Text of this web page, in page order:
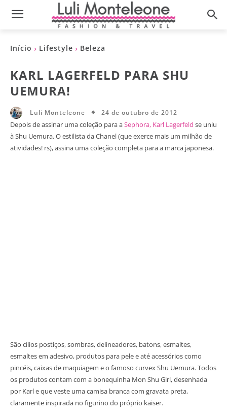
Início Lifestyle Beleza
KARL LAGERFELD PARA SHU
UEMURA!
Luli Monteleone 24 de outubro de 2012
Depois de assinar uma coleção para aSephora, Karl Lagerfeld se uniu
à Shu Uemura. O estilista da Chanel (que exerce mais um milhão de
atividades! rs), assina uma coleção completa para a marca japonesa.
São cílios postiços, sombras, delineadores, batons, esmaltes,
esmaltes em adesivo, produtos para pele e até acessórios como
pincéis, caixas de maquiagem e o famoso curvex Shu Uemura. Todos
os produtos contam com a bonequinha Mon Shu Girl, desenhada
por Karl e que veste uma camisa branca com gravata preta,
claramente inspirada no figurino do próprio kaiser.